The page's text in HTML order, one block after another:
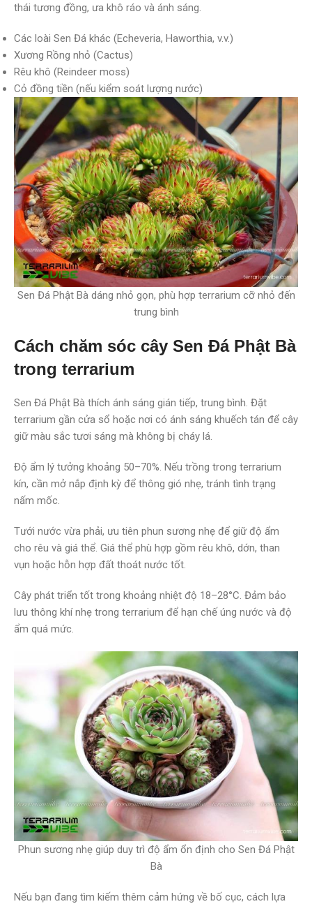
thái tương đồng, ưa khô ráo và ánh sáng.
Các loài Sen Đá khác (Echeveria, Haworthia, v.v.)
Xương Rồng nhỏ (Cactus)
Rêu khô (Reindeer moss)
Cỏ đồng tiền (nếu kiểm soát lượng nước)
Sen Đá Phật Bà dáng nhỏ gọn, phù hợp terrarium cỡ nhỏ đến
trung bình
Cách chăm sóc cây Sen Đá Phật Bà
trong terrarium
Sen Đá Phật Bà thích ánh sáng gián tiếp, trung bình. Đặt
terrarium gần cửa sổ hoặc nơi có ánh sáng khuếch tán để cây
giữ màu sắc tươi sáng mà không bị cháy lá.
Độ ẩm lý tưởng khoảng 50–70%. Nếu trồng trong terrarium
kín, cần mở nắp định kỳ để thông gió nhẹ, tránh tình trạng
nấm mốc.
Tưới nước vừa phải, ưu tiên phun sương nhẹ để giữ độ ẩm
cho rêu và giá thể. Giá thể phù hợp gồm rêu khô, dớn, than
vụn hoặc hỗn hợp đất thoát nước tốt.
Cây phát triển tốt trong khoảng nhiệt độ 18–28°C. Đảm bảo
lưu thông khí nhẹ trong terrarium để hạn chế úng nước và độ
ẩm quá mức.
Phun sương nhẹ giúp duy trì độ ẩm ổn định cho Sen Đá Phật
Bà
Nếu bạn đang tìm kiếm thêm cảm hứng về bố cục, cách lựa